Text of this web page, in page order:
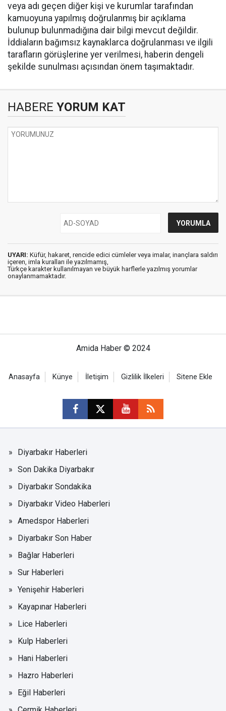
veya adı geçen diğer kişi ve kurumlar tarafından
kamuoyuna yapılmış doğrulanmış bir açıklama
bulunup bulunmadığına dair bilgi mevcut değildir.
İddiaların bağımsız kaynaklarca doğrulanması ve ilgili
tarafların görüşlerine yer verilmesi, haberin dengeli
şekilde sunulması açısından önem taşımaktadır.
HABERE YORUM KAT
UYARI: Küfür, hakaret, rencide edici cümleler veya imalar, inançlara saldırı
içeren, imla kuralları ile yazılmamış,
Türkçe karakter kullanılmayan ve büyük harflerle yazılmış yorumlar
onaylanmamaktadır.
Amida Haber © 2024
Anasayfa Künye İletişim Gizlilik İlkeleri Sitene Ekle
Diyarbakır Haberleri
Son Dakika Diyarbakır
Diyarbakır Sondakika
Diyarbakır Video Haberleri
Amedspor Haberleri
Diyarbakır Son Haber
Bağlar Haberleri
Sur Haberleri
Yenişehir Haberleri
Kayapınar Haberleri
Lice Haberleri
Kulp Haberleri
Hani Haberleri
Hazro Haberleri
Eğil Haberleri